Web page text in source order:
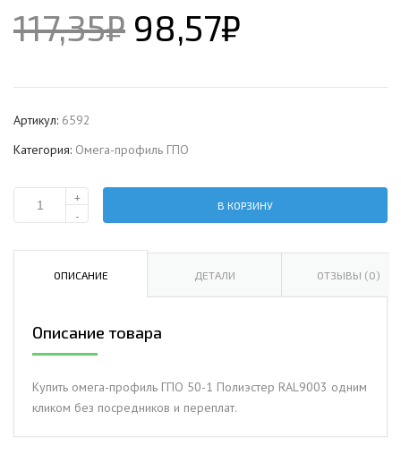
117,35₽ 98,57₽
Артикул: 6592
Категория: Омега-профиль ГПО
Количество
профиль
Полиэстер
RAL9003
+
-
В КОРЗИНУ
ОПИСАНИЕ ДЕТАЛИ ОТЗЫВЫ (0)
Описание товара
Купить омега-профиль ГПО 50-1 Полиэстер RAL9003 одним
кликом без посредников и переплат.